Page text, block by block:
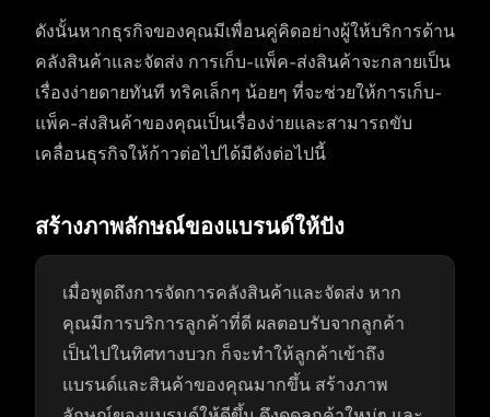
ดังนั้นหากธุรกิจของคุณมีเพื่อนคู่คิดอย่างผู้ให้บริการด้าน
คลังสินค้าและจัดส่ง การเก็บ-แพ็ค-ส่งสินค้าจะกลายเป็น
เรื่องง่ายดายทันที ทริคเล็กๆ น้อยๆ ที่จะช่วยให้การเก็บ-
แพ็ค-ส่งสินค้าของคุณเป็นเรื่องง่ายและสามารถขับ
เคลื่อนธุรกิจให้ก้าวต่อไปได้มีดังต่อไปนี้
สร้างภาพลักษณ์ของแบรนด์ให้ปัง
เมื่อพูดถึงการจัดการคลังสินค้าและจัดส่ง หาก
คุณมีการบริการลูกค้าที่ดี ผลตอบรับจากลูกค้า
เป็นไปในทิศทางบวก ก็จะทำให้ลูกค้าเข้าถึง
แบรนด์และสินค้าของคุณมากขึ้น สร้างภาพ